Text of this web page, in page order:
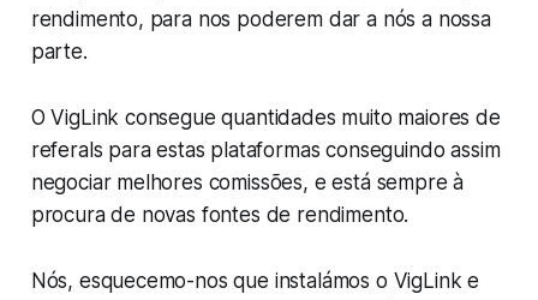
rendimento, para nos poderem dar a nós a nossa
parte.
O VigLink consegue quantidades muito maiores de
referals para estas plataformas conseguindo assim
negociar melhores comissões, e está sempre à
procura de novas fontes de rendimento.
Nós, esquecemo-nos que instalámos o VigLink e